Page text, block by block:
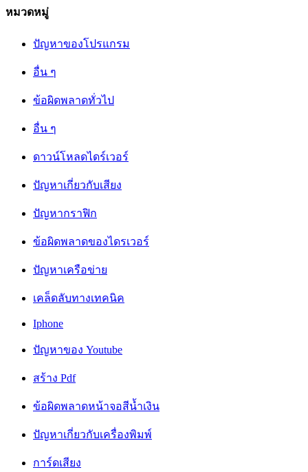
หมวดหมู่
ปัญหาของโปรแกรม
อื่น ๆ
ข้อผิดพลาดทั่วไป
อื่น ๆ
ดาวน์โหลดไดร์เวอร์
ปัญหาเกี่ยวกับเสียง
ปัญหากราฟิก
ข้อผิดพลาดของไดรเวอร์
ปัญหาเครือข่าย
เคล็ดลับทางเทคนิค
Iphone
ปัญหาของ Youtube
สร้าง Pdf
ข้อผิดพลาดหน้าจอสีน้ำเงิน
ปัญหาเกี่ยวกับเครื่องพิมพ์
การ์ดเสียง